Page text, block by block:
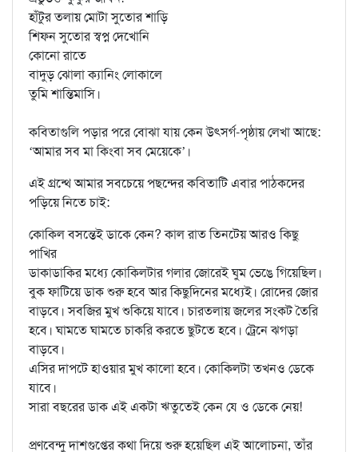
হাঁটুর তলায় মোটা সুতোর শাড়ি
শিফন সুতোর স্বপ্ন দেখোনি
কোনো রাতে
বাদুড় ঝোলা ক্যানিং লোকালে
তুমি শান্তিমাসি।
কবিতাগুলি পড়ার পরে বোঝা যায় কেন উৎসর্গ-পৃষ্ঠায় লেখা আছে:
‘আমার সব মা কিংবা সব মেয়েকে’।
এই গ্রন্থে আমার সবচেয়ে পছন্দের কবিতাটি এবার পাঠকদের
পড়িয়ে নিতে চাই:
কোকিল বসন্তেই ডাকে কেন? কাল রাত তিনটেয় আরও কিছু
পাখির
ডাকাডাকির মধ্যে কোকিলটার গলার জোরেই ঘুম ভেঙে গিয়েছিল।
বুক ফাটিয়ে ডাক শুরু হবে আর কিছুদিনের মধ্যেই। রোদের জোর
বাড়বে। সবজির মুখ শুকিয়ে যাবে। চারতলায় জলের সংকট তৈরি
হবে। ঘামতে ঘামতে চাকরি করতে ছুটতে হবে। ট্রেনে ঝগড়া
বাড়বে।
এসির দাপটে হাওয়ার মুখ কালো হবে। কোকিলটা তখনও ডেকে
যাবে।
সারা বছরের ডাক এই একটা ঋতুতেই কেন যে ও ডেকে নেয়!
প্রণবেন্দু দাশগুপ্তের কথা দিয়ে শুরু হয়েছিল এই আলোচনা, তাঁর